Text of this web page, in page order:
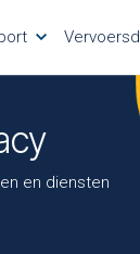
en diensten